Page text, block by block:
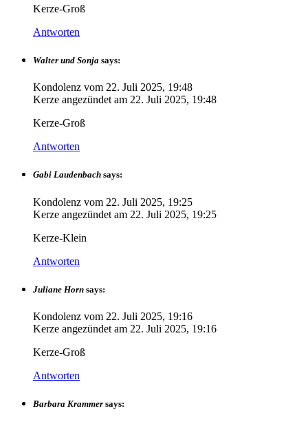
Kerze-Groß
Antworten
Walter und Sonja says:
Kondolenz vom 22. Juli 2025, 19:48
Kerze angezündet am 22. Juli 2025, 19:48
Kerze-Groß
Antworten
Gabi Laudenbach says:
Kondolenz vom 22. Juli 2025, 19:25
Kerze angezündet am 22. Juli 2025, 19:25
Kerze-Klein
Antworten
Juliane Horn says:
Kondolenz vom 22. Juli 2025, 19:16
Kerze angezündet am 22. Juli 2025, 19:16
Kerze-Groß
Antworten
Barbara Krammer says: